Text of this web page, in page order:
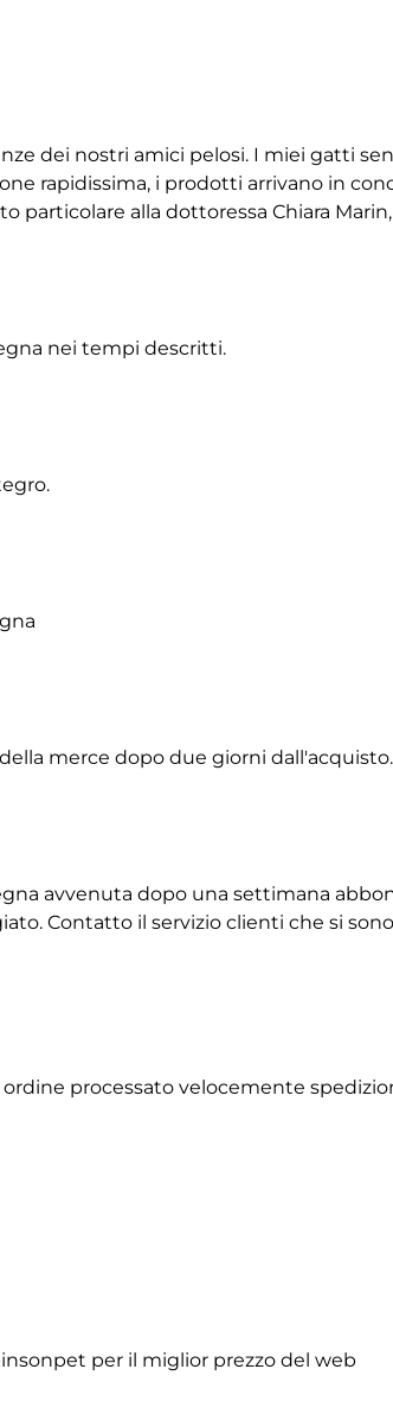
dei nostri amici pelosi. I miei gatti
rapidissima, i prodotti arrivano in
particolare alla dottoressa Chiara
nei tempi descritti.
merce dopo due giorni dall'acquisto.
avvenuta dopo una settimana
Contatto il servizio clienti che si
processato velocemente
per il miglior prezzo del web